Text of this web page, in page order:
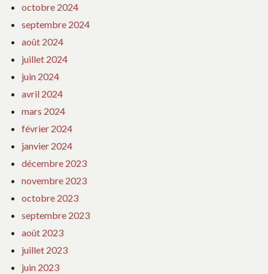
octobre 2024
septembre 2024
août 2024
juillet 2024
juin 2024
avril 2024
mars 2024
février 2024
janvier 2024
décembre 2023
novembre 2023
octobre 2023
septembre 2023
août 2023
juillet 2023
juin 2023